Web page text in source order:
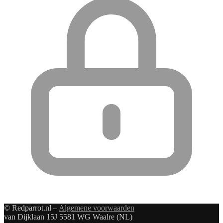
© Redparrot.nl – Algemene voorwaarden
van Dijklaan 15J 5581 WG Waalre (NL)